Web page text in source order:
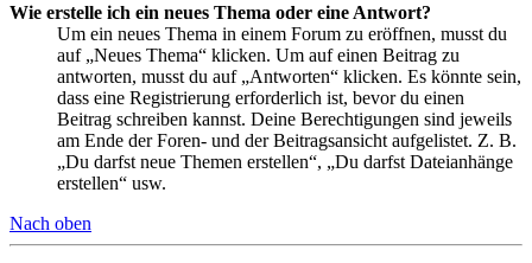
Wie erstelle ich ein neues Thema oder eine Antwort?
Um ein neues Thema in einem Forum zu eröffnen, musst du
auf „Neues Thema“ klicken. Um auf einen Beitrag zu
antworten, musst du auf „Antworten“ klicken. Es könnte sein,
dass eine Registrierung erforderlich ist, bevor du einen
Beitrag schreiben kannst. Deine Berechtigungen sind jeweils
am Ende der Foren- und der Beitragsansicht aufgelistet. Z. B.
„Du darfst neue Themen erstellen“, „Du darfst Dateianhänge
erstellen“ usw.
Nach oben